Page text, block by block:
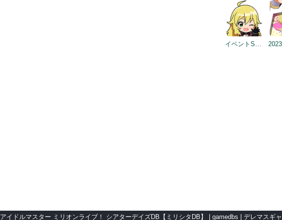
イベントSD #2 2023年ミリ
アイドルマスター ミリオンライブ！ シアターデイズDB【ミリシタDB】 gamedbs デレマスギ